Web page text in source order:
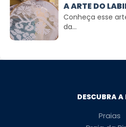
A ARTE DO
Conheça esse
da...
DESCUBRA A
Praias